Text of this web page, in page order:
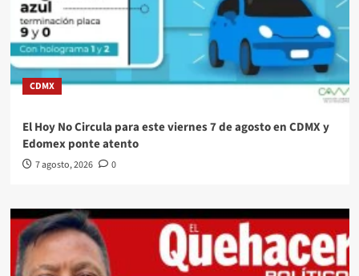
CDMX
El Hoy No Circula para este viernes 7 de agosto en CDMX y
Edomex ponte atento
7 agosto, 2026 0